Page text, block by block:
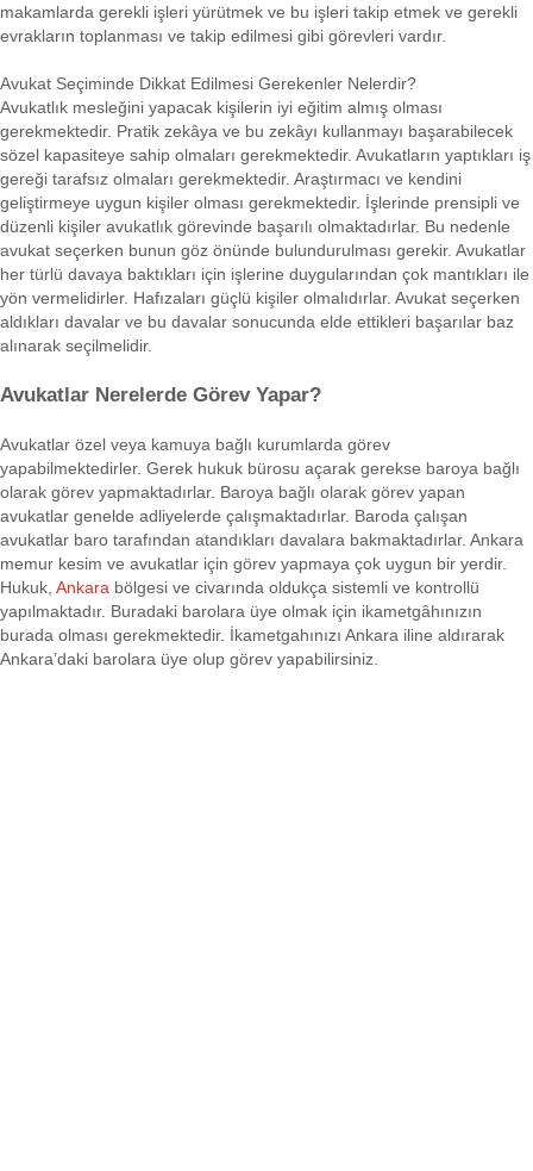
makamlarda gerekli işleri yürütmek ve bu işleri takip etmek ve gerekli
evrakların toplanması ve takip edilmesi gibi görevleri vardır.
Avukat Seçiminde Dikkat Edilmesi Gerekenler Nelerdir?
Avukatlık mesleğini yapacak kişilerin iyi eğitim almış olması
gerekmektedir. Pratik zekâya ve bu zekâyı kullanmayı başarabilecek
sözel kapasiteye sahip olmaları gerekmektedir. Avukatların yaptıkları iş
gereği tarafsız olmaları gerekmektedir. Araştırmacı ve kendini
geliştirmeye uygun kişiler olması gerekmektedir. İşlerinde prensipli ve
düzenli kişiler avukatlık görevinde başarılı olmaktadırlar. Bu nedenle
avukat seçerken bunun göz önünde bulundurulması gerekir. Avukatlar
her türlü davaya baktıkları için işlerine duygularından çok mantıkları ile
yön vermelidirler. Hafızaları güçlü kişiler olmalıdırlar. Avukat seçerken
aldıkları davalar ve bu davalar sonucunda elde ettikleri başarılar baz
alınarak seçilmelidir.
Avukatlar Nerelerde Görev Yapar?
Avukatlar özel veya kamuya bağlı kurumlarda görev
yapabilmektedirler. Gerek hukuk bürosu açarak gerekse baroya bağlı
olarak görev yapmaktadırlar. Baroya bağlı olarak görev yapan
avukatlar genelde adliyelerde çalışmaktadırlar. Baroda çalışan
avukatlar baro tarafından atandıkları davalara bakmaktadırlar. Ankara
memur kesim ve avukatlar için görev yapmaya çok uygun bir yerdir.
Hukuk, Ankara bölgesi ve civarında oldukça sistemli ve kontrollü
yapılmaktadır. Buradaki barolara üye olmak için ikametgâhınızın
burada olması gerekmektedir. İkametgahınızı Ankara iline aldırarak
Ankara’daki barolara üye olup görev yapabilirsiniz.